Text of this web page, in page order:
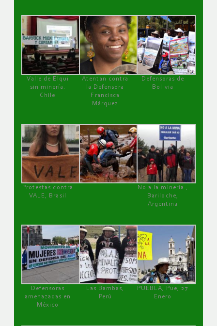
Valle de Elqui
sin minería.
Chile
Atentan contra
la Defensora
Francisca
Márquez
Defensoras de
Bolivia
Protestas contra
VALE, Brasil
No a la minería ,
Bariloche,
Argentina
Defensoras
amenazadas en
México
Las Bambas,
Perú
PUEBLA, Pue, 27
Enero